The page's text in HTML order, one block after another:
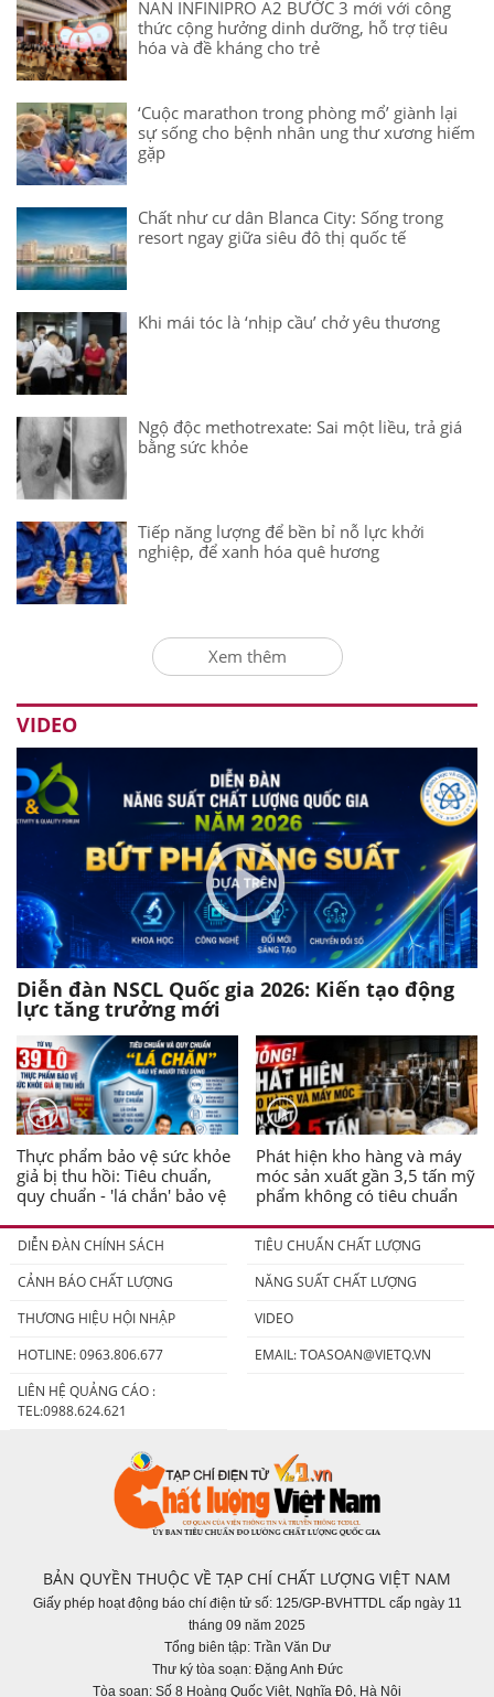
NAN INFINIPRO A2 BƯỚC 3 mới với công
thức cộng hưởng dinh dưỡng, hỗ trợ tiêu
hóa và đề kháng cho trẻ
‘Cuộc marathon trong phòng mổ’ giành lại
sự sống cho bệnh nhân ung thư xương hiếm
gặp
Chất như cư dân Blanca City: Sống trong
resort ngay giữa siêu đô thị quốc tế
Khi mái tóc là ‘nhịp cầu’ chở yêu thương
Ngộ độc methotrexate: Sai một liều, trả giá
bằng sức khỏe
Tiếp năng lượng để bền bỉ nỗ lực khởi
nghiệp, để xanh hóa quê hương
Xem thêm
VIDEO
Diễn đàn NSCL Quốc gia 2026: Kiến tạo động
lực tăng trưởng mới
Thực phẩm bảo vệ sức khỏe
giả bị thu hồi: Tiêu chuẩn,
quy chuẩn - 'lá chắn' bảo vệ
Phát hiện kho hàng và máy
móc sản xuất gần 3,5 tấn mỹ
phẩm không có tiêu chuẩn
DIỄN ĐÀN CHÍNH SÁCH
TIÊU CHUẨN CHẤT LƯỢNG
CẢNH BÁO CHẤT LƯỢNG
NĂNG SUẤT CHẤT LƯỢNG
THƯƠNG HIỆU HỘI NHẬP
VIDEO
HOTLINE: 0963.806.677
EMAIL:TOASOAN@VIETQ.VN
LIÊN HỆ QUẢNG CÁO :
TEL:0988.624.621
BẢN QUYỀN THUỘC VỀ TẠP CHÍ CHẤT LƯỢNG VIỆT NAM
Giấy phép hoạt động báo chí điện tử số: 125/GP-BVHTTDL cấp ngày 11
tháng 09 năm 2025
Tổng biên tập: Trần Văn Dư
Thư ký tòa soạn: Đặng Anh Đức
Tòa soạn: Số 8 Hoàng Quốc Việt, Nghĩa Đô, Hà Nội